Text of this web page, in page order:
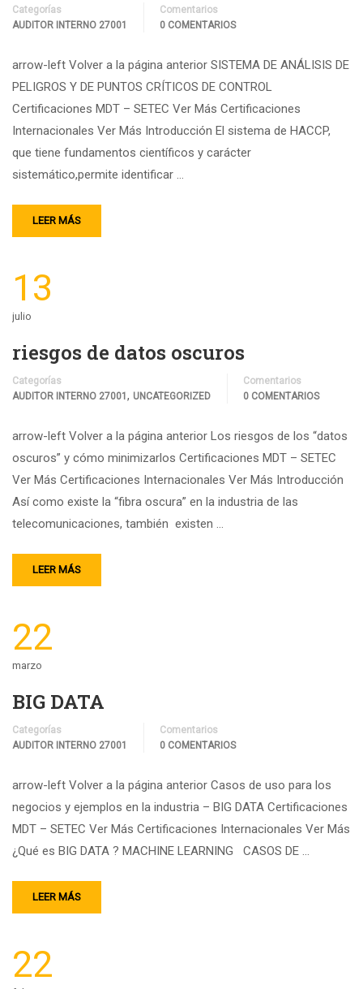
Categorías
AUDITOR INTERNO 27001
Comentarios
0 COMENTARIOS
arrow-left Volver a la página anterior SISTEMA DE ANÁLISIS DE
PELIGROS Y DE PUNTOS CRÍTICOS DE CONTROL
Certificaciones MDT – SETEC Ver Más Certificaciones
Internacionales Ver Más Introducción El sistema de HACCP,
que tiene fundamentos científicos y carácter
sistemático,permite identificar …
LEER MÁS
13
julio
riesgos de datos oscuros
Categorías
AUDITOR INTERNO 27001 , UNCATEGORIZED
Comentarios
0 COMENTARIOS
arrow-left Volver a la página anterior Los riesgos de los “datos
oscuros” y cómo minimizarlos Certificaciones MDT – SETEC
Ver Más Certificaciones Internacionales Ver Más Introducción
Así como existe la “fibra oscura” en la industria de las
telecomunicaciones, también existen …
LEER MÁS
22
marzo
BIG DATA
Categorías
AUDITOR INTERNO 27001
Comentarios
0 COMENTARIOS
arrow-left Volver a la página anterior Casos de uso para los
negocios y ejemplos en la industria – BIG DATA Certificaciones
MDT – SETEC Ver Más Certificaciones Internacionales Ver Más
¿Qué es BIG DATA ? MACHINE LEARNING CASOS DE …
LEER MÁS
22